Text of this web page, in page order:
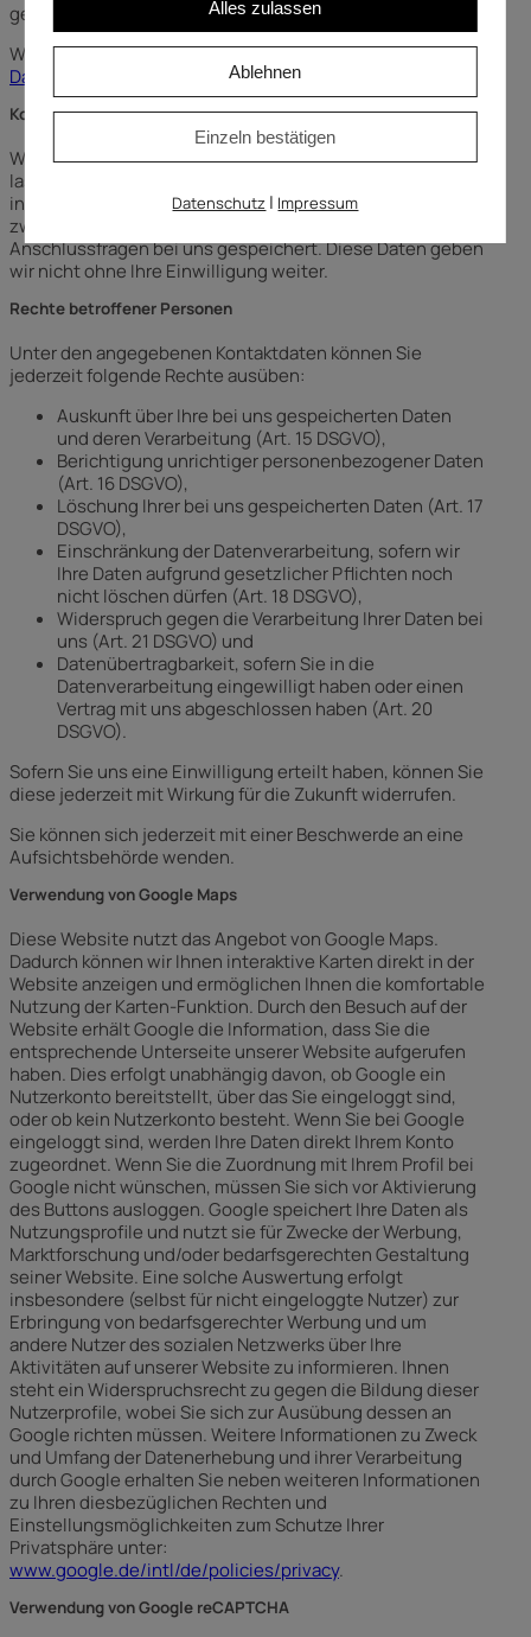
gewährleisten.
Weitere Informationen finden sich in der
Datenschutzerklärung von Google.
Kontaktformular
Wenn Sie uns per Kontaktformular Anfragen zukommen
lassen, werden Ihre Angaben aus dem Anfrageformular
inklusive der von Ihnen dort angegebenen Kontaktdaten
zwecks Bearbeitung der Anfrage und für den Fall von
Anschlussfragen bei uns gespeichert. Diese Daten geben
wir nicht ohne Ihre Einwilligung weiter.
Rechte betroffener Personen
Unter den angegebenen Kontaktdaten können Sie
jederzeit folgende Rechte ausüben:
Auskunft über Ihre bei uns gespeicherten Daten
und deren Verarbeitung (Art. 15 DSGVO),
Berichtigung unrichtiger personenbezogener Daten
(Art. 16 DSGVO),
Löschung Ihrer bei uns gespeicherten Daten (Art. 17
DSGVO),
Einschränkung der Datenverarbeitung, sofern wir
Ihre Daten aufgrund gesetzlicher Pflichten noch
nicht löschen dürfen (Art. 18 DSGVO),
Widerspruch gegen die Verarbeitung Ihrer Daten bei
uns (Art. 21 DSGVO) und
Datenübertragbarkeit, sofern Sie in die
Datenverarbeitung eingewilligt haben oder einen
Vertrag mit uns abgeschlossen haben (Art. 20
DSGVO).
Sofern Sie uns eine Einwilligung erteilt haben, können Sie
diese jederzeit mit Wirkung für die Zukunft widerrufen.
Sie können sich jederzeit mit einer Beschwerde an eine
Aufsichtsbehörde wenden.
Verwendung von Google Maps
Diese Website nutzt das Angebot von Google Maps.
Dadurch können wir Ihnen interaktive Karten direkt in der
Website anzeigen und ermöglichen Ihnen die komfortable
Nutzung der Karten-Funktion. Durch den Besuch auf der
Website erhält Google die Information, dass Sie die
entsprechende Unterseite unserer Website aufgerufen
haben. Dies erfolgt unabhängig davon, ob Google ein
Nutzerkonto bereitstellt, über das Sie eingeloggt sind,
oder ob kein Nutzerkonto besteht. Wenn Sie bei Google
eingeloggt sind, werden Ihre Daten direkt Ihrem Konto
zugeordnet. Wenn Sie die Zuordnung mit Ihrem Profil bei
Google nicht wünschen, müssen Sie sich vor Aktivierung
des Buttons ausloggen. Google speichert Ihre Daten als
Nutzungsprofile und nutzt sie für Zwecke der Werbung,
Marktforschung und/oder bedarfsgerechten Gestaltung
seiner Website. Eine solche Auswertung erfolgt
insbesondere (selbst für nicht eingeloggte Nutzer) zur
Erbringung von bedarfsgerechter Werbung und um
andere Nutzer des sozialen Netzwerks über Ihre
Aktivitäten auf unserer Website zu informieren. Ihnen
steht ein Widerspruchsrecht zu gegen die Bildung dieser
Nutzerprofile, wobei Sie sich zur Ausübung dessen an
Google richten müssen. Weitere Informationen zu Zweck
und Umfang der Datenerhebung und ihrer Verarbeitung
durch Google erhalten Sie neben weiteren Informationen
zu Ihren diesbezüglichen Rechten und
Einstellungsmöglichkeiten zum Schutze Ihrer
Privatsphäre unter:
www.google.de/intl/de/policies/privacy.
Verwendung von Google reCAPTCHA
Alles zulassen
Ablehnen
Einzeln bestätigen
Datenschutz | Impressum